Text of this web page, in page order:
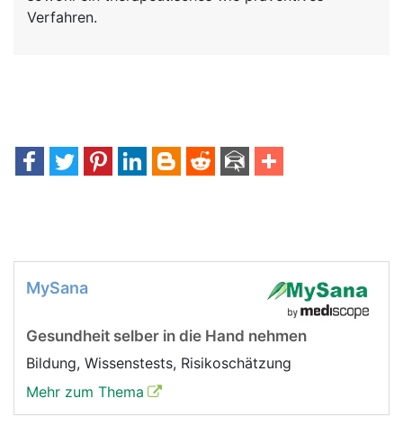
Verfahren.
MySana
Gesundheit selber in die Hand nehmen
Bildung, Wissenstests, Risikoschätzung
Mehr zum Thema